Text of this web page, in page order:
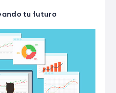
tu futuro